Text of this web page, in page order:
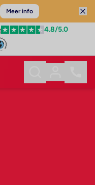
Meer info
4.8/5.0